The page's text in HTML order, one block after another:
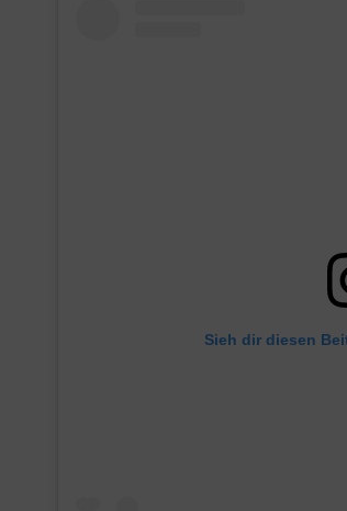
Sieh dir diesen